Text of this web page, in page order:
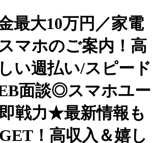
最大10万円／家電
マホのご案内！高
い週払い/スピード
面談◎スマホユー
戦力★最新情報も
！高収入＆嬉し